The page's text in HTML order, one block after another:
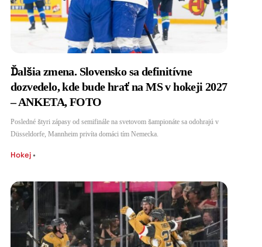
Ďalšia zmena. Slovensko sa definitívne
dozvedelo, kde bude hrať na MS v hokeji 2027
– ANKETA, FOTO
Posledné štyri zápasy od semifinále na svetovom šampionáte sa odohrajú v
Düsseldorfe, Mannheim privíta domáci tím Nemecka.
Hokej•